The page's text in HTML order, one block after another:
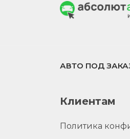
АВТО ПОД
Клиентам
Политика